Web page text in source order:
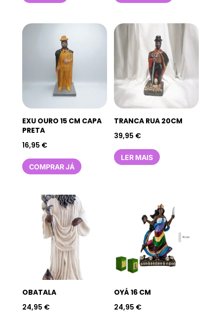
EXU OURO 15 CM CAPA
PRETA
16,95 €
COMPRAR JÁ
TRANCA RUA 20CM
39,95 €
LER MAIS
OBATALA
24,95 €
OYÁ 16 CM
24,95 €